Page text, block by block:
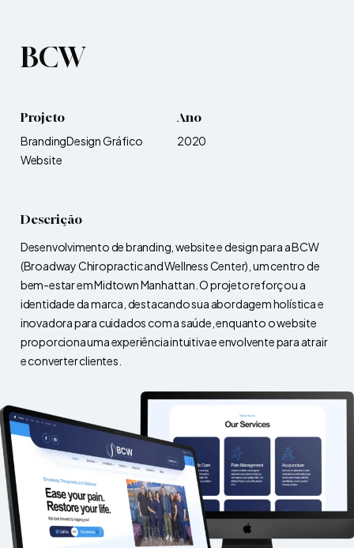
BCW
Projeto
BrandingDesign Gráfico
Website
Ano
2020
Descrição
Desenvolvimento de branding, website e design para a BCW
(Broadway Chiropractic and Wellness Center), um centro de
bem-estar em Midtown Manhattan. O projeto reforçou a
identidade da marca, destacando sua abordagem holística e
inovadora para cuidados com a saúde, enquanto o website
proporciona uma experiência intuitiva e envolvente para atrair
e converter clientes.